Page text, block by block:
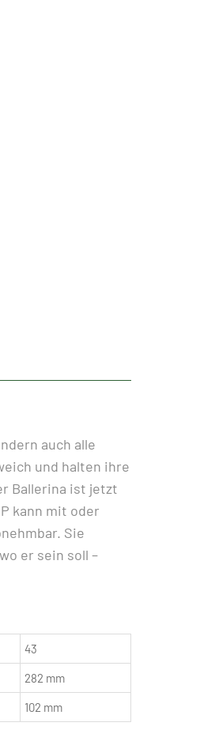
auch alle
und halten ihre
Ballerina ist jetzt
kann mit oder
Sie
er sein soll –
43
282 mm
102 mm